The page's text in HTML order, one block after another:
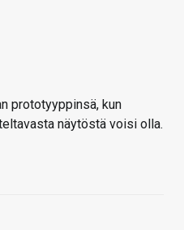
prototyyppinsä, kun
näytöstä voisi olla.